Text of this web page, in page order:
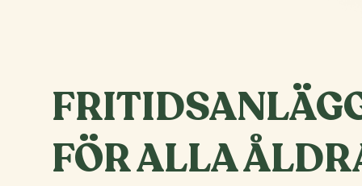
FÖR ALLA